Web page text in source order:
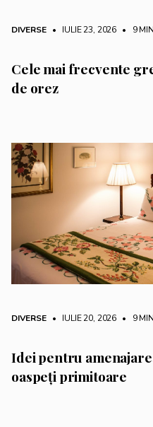
DIVERSE • IULIE 23, 2026 • 9
Cele mai frecvente
de orez
DIVERSE • IULIE 20, 2026 • 9
Idei pentru
oaspeți primitoare